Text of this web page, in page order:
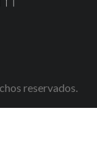
reservados.